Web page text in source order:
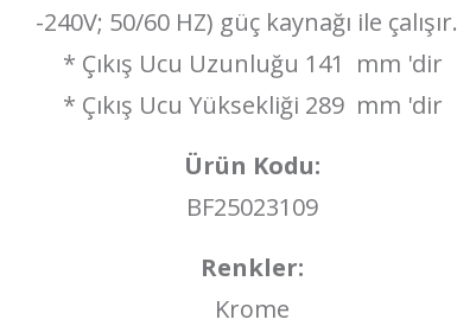
-240V; 50/60 HZ) güç kaynağı ile çalışır.
* Çıkış Ucu Uzunluğu 141 mm 'dir
* Çıkış Ucu Yüksekliği 289 mm 'dir
Ürün Kodu:
BF25023109
Renkler:
Krome